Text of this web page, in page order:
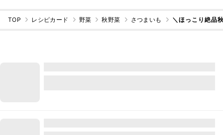
TOP レシピカード 野菜 秋野菜 さつまいも ＼ほっこり絶品